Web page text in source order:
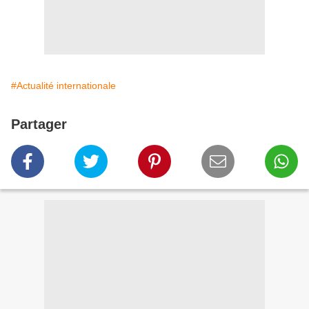
#Actualité internationale
Partager